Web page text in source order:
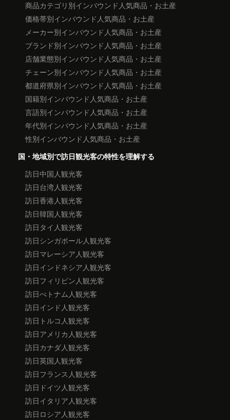
商品カテゴリ別インバウンド人気商品・お土産
価格帯別インバウンド人気商品・お土産
メーカー別インバウンド人気商品・お土産
ブランド別インバウンド人気商品・お土産
店舗業態別インバウンド人気商品・お土産
チェーン別インバウンド人気商品・お土産
都道府県別インバウンド人気商品・お土産
国籍別インバウンド人気商品・お土産
言語別インバウンド人気商品・お土産
年代別インバウンド人気商品・お土産
性別インバウンド人気商品・お土産
国・地域別で訪日観光客の特性を理解する
訪日中国人観光客
訪日台湾人観光客
訪日香港人観光客
訪日韓国人観光客
訪日タイ人観光客
訪日シンガポール人観光客
訪日マレーシア人観光客
訪日インドネシア人観光客
訪日フィリピン人観光客
訪日べトナム人観光客
訪日インド人観光客
訪日トルコ人観光客
訪日アメリカ人観光客
訪日カナダ人観光客
訪日英国人観光客
訪日フランス人観光客
訪日ドイツ人観光客
訪日イタリア人観光客
訪日ロシア人観光客